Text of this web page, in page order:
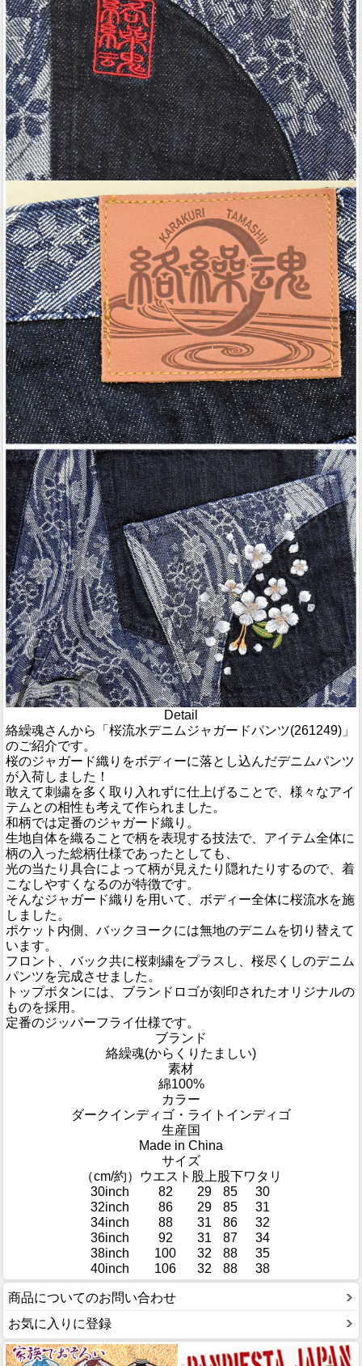
Detail
絡繰魂さんから「桜流水デニムジャガードパンツ(261249)」
のご紹介です。
桜のジャガード織りをボディーに落とし込んだデニムパンツ
が入荷しました！
敢えて刺繍を多く取り入れずに仕上げることで、様々なアイ
テムとの相性も考えて作られました。
和柄では定番のジャガード織り。
生地自体を織ることで柄を表現する技法で、アイテム全体に
柄の入った総柄仕様であったとしても、
光の当たり具合によって柄が見えたり隠れたりするので、着
こなしやすくなるのが特徴です。
そんなジャガード織りを用いて、ボディー全体に桜流水を施
しました。
ポケット内側、バックヨークには無地のデニムを切り替えて
います。
フロント、バック共に桜刺繍をプラスし、桜尽くしのデニム
パンツを完成させました。
トップボタンには、ブランドロゴが刻印されたオリジナルの
ものを採用。
定番のジッパーフライ仕様です。
ブランド
絡繰魂(からくりたましい)
素材
綿100%
カラー
ダークインディゴ・ライトインディゴ
生産国
Made in China
サイズ
（cm/約）
ウエスト 股上股下 ワタリ
30inch
82 29 85
30
32inch
86 29 85
31
34inch
88 31 86
32
36inch
92 31 87
34
38inch
100 32 88
35
40inch
106 32 88 38
商品についてのお問い合わせ
お気に入りに登録